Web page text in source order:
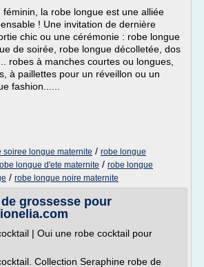
féminin, la robe longue est une alliée
! Une invitation de dernière
chic ou une cérémonie : robe longue
de soirée, robe longue décolletée, dos
robes à manches courtes ou longues,
à paillettes pour un réveillon ou un
fashion......
soiree longue maternite / robe longue
longue d'ete maternite / robe longue
/ robe longue noire maternite
grossesse pour
| Oui une robe cocktail pour
Collection Seraphine robe de